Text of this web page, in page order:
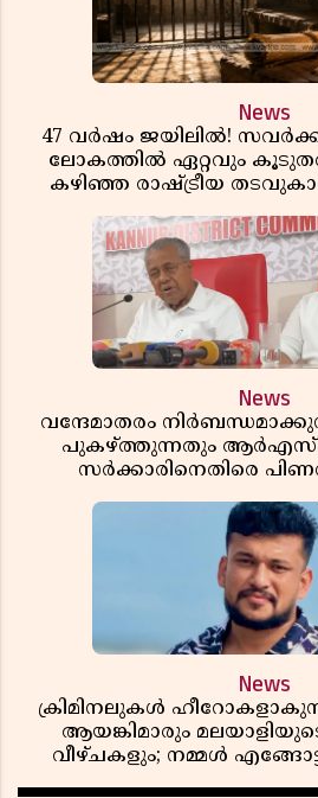
News
47 വർഷം ജയിലിൽ!
ലോകത്തിൽ ഏറ്റവും
കഴിഞ്ഞ രാഷ്ട്രീയ
News
വന്ദേമാതരം
പുകഴ്ത്തുന്നതും
സർക്കാരിനെതിരെ
News
ക്രിമിനലുകൾ
ആയങ്കിമാരും
വീഴ്ചകളും; നമ്മൾ